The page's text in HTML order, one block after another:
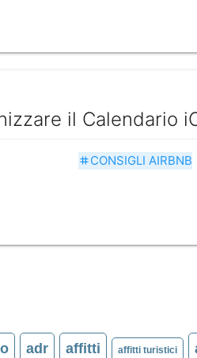
il Calendario
tag CONSIGLI AIRBNB
adr affitti affitti turistici